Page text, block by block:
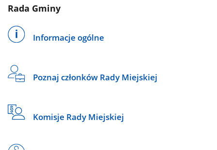
Rada Gminy
Informacje ogólne
Poznaj członków Rady Miejskiej
Komisje Rady Miejskiej